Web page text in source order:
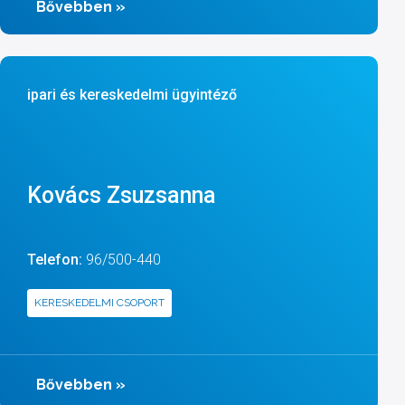
Bővebben »
ipari és kereskedelmi ügyintéző
Kovács Zsuzsanna
Telefon: 96/500-440
KERESKEDELMI CSOPORT
Bővebben »